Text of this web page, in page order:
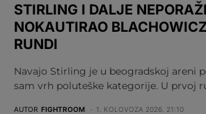
STIRLING I DALJE
NOKAUTIRAO
RUNDI
Navajo Stirling je u beogradskoj areni
sam vrh poluteške kategorije. U prvoj
AUTOR FIGHTROOM 1. KOLOVOZA 2026. 21:10